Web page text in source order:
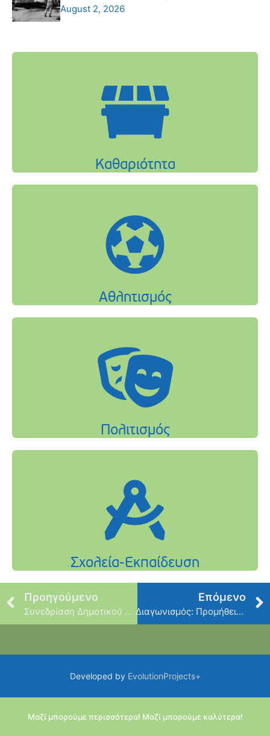
August 2, 2026
Προηγούμενο
Συνεδρίαση Δημοτικού Συμβουλίου Γ΄- Τρίτη 30 Δεκεμβρίου
Επόμενο
Διαγωνισμός: Προμήθεια προκατασκευασμένου κτιρίου Παιδικού Σταθμού
Developed by EvolutionProjects+
Μαζί μπορούμε περισσότερα! Μαζί μπορούμε καλύτερα!